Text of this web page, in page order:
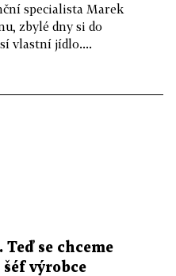
specialista Marek
zbylé dny si do
vlastní jídlo....
Teď se chceme
výrobce